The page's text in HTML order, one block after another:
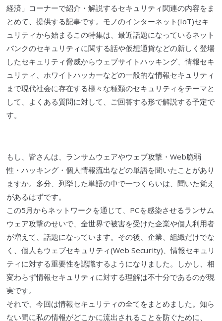
経済」コーナーで紹介・解説するセキュリティ関連の内容をま
とめて、提供する記事です。モノのインターネット(IoT)セキ
ュリティから始まるこの特集は、最近話題になっているネット
バンクのセキュリティに関する話や仮想通貨などの新しく登場
したセキュリティ脅威からウェブサイトハッキング、情報セキ
ュリティ、ホワイトハッカーなどの一般的な情報セキュリティ
まで現代社会に存在する様々な種類のセキュリティをテーマと
して、よくある質問に対して、ご回答する形で解説する予定で
す。
もし、皆さんは、 ランサムウェアやウェブ攻撃・Web脆弱
性 ・ハッキング・個人情報流出などの単語を聞いたことがあり
ますか。多分、列挙した単語の中で一つくらいは、聞いた覚え
があるはずです。
この5月からネットワークを通じて、PCを感染させるランサム
ウェア攻撃のせいで、全世界で被害を受けた企業や個人利用者
が増えて、話題になっています。その後、企業、組織だけでな
く、個人もウェブセキュリティ(Web Security)、情報セキュリ
ティに対する重要性を認識するようになりました。しかし、相
変わらず情報セキュリティに対する理解は不十分であるのが現
実です。
それで、今回は情報セキュリティの全てをまとめました。知ら
ない間に私の情報がどこかに流出されることを防ぐために、